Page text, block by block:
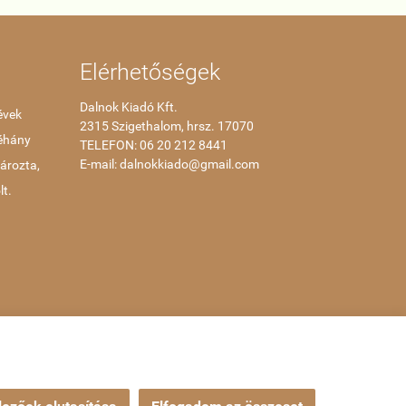
Elérhetőségek
Dalnok Kiadó Kft.
2315 Szigethalom, hrsz. 17070
TELEFON: 0620 212 8441
E-mail: dalnokkiado@gmail.com